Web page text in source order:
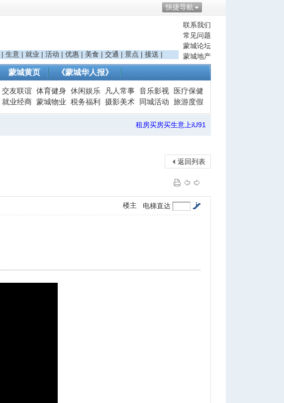
快捷导航
联系我们
常见问题
蒙城论坛
蒙城地产
| 生意 | 就业 | 活动 | 优惠 | 美食 | 交通 | 景点 | 接送 |
蒙城黄页 《蒙城华人报》
交友联谊 体育健身 休闲娱乐 凡人常事 音乐影视
医疗保健
就业经商 蒙城物业 税务福利 摄影美术 同城活动 旅游度假
租房买房买生意上iU91
返回列表
电梯直达
楼主